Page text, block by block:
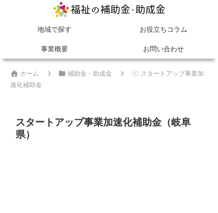
地域で探す お役立ちコラム
事業概要 お問い合わせ
ホーム 補助金・助成金
スタートアップ事業加
速化補助金
スタートアップ事業加速化補助金（岐阜
県）